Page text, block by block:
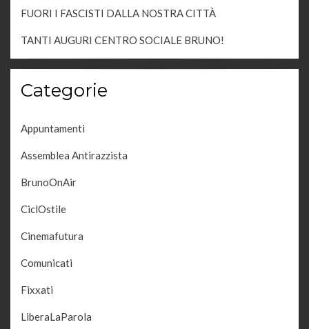
FUORI I FASCISTI DALLA NOSTRA CITTÀ
TANTI AUGURI CENTRO SOCIALE BRUNO!
Categorie
Appuntamenti
Assemblea Antirazzista
BrunoOnAir
CiclOstile
Cinemafutura
Comunicati
Fixxati
LiberaLaParola